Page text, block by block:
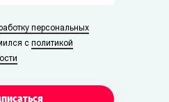
персональных
с политикой